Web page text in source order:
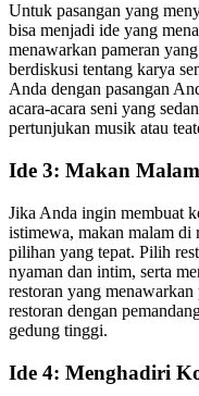
Untuk pasangan yang
bisa menjadi ide yang
menawarkan pameran
berdiskusi tentang karya
Anda dengan pasangan
acara-acara seni yang
pertunjukan musik atau
Ide 3: Makan
Jika Anda ingin membuat
istimewa, makan malam di
pilihan yang tepat. Pilih
nyaman dan intim, serta
restoran yang
restoran dengan
gedung tinggi.
Ide 4: Menghadiri